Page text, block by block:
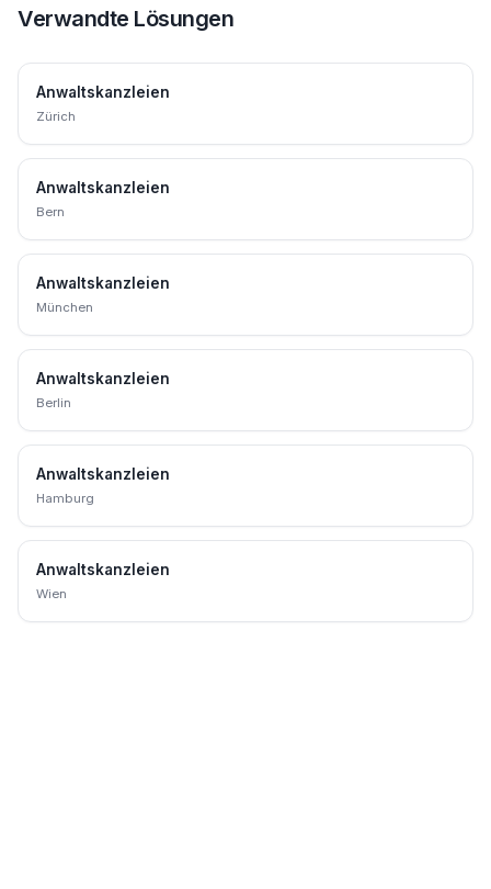
Verwandte Lösungen
Anwaltskanzleien
Zürich
Anwaltskanzleien
Bern
Anwaltskanzleien
München
Anwaltskanzleien
Berlin
Anwaltskanzleien
Hamburg
Anwaltskanzleien
Wien